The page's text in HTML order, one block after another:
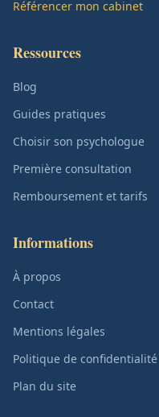
Référencer mon cabinet
Ressources
Blog
Guides pratiques
Choisir son psychologue
Première consultation
Remboursement et tarifs
Informations
À propos
Contact
Mentions légales
Politique de confidentialité
Plan du site